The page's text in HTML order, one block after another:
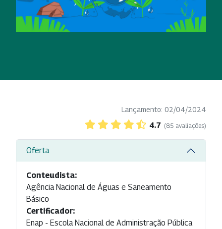
Lançamento: 02/04/2024
4.7 (85 avaliações)
Oferta
Conteudista:
Agência Nacional de Águas e Saneamento
Básico
Certificador:
Enap - Escola Nacional de Administração Pública